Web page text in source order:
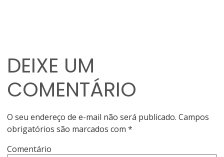
DEIXE UM
COMENTÁRIO
O seu endereço de e-mail não será publicado. Campos
obrigatórios são marcados com*
Comentário